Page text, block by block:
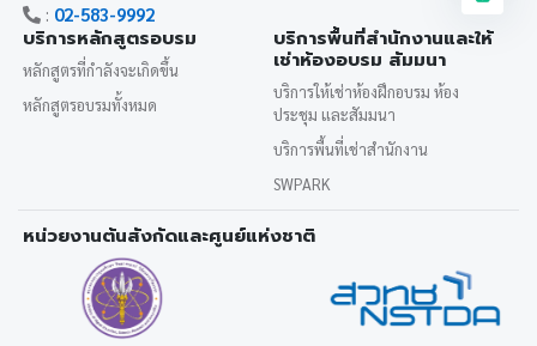
: 02-583-9992
บริการหลักสูตรอบรม
หลักสูตรที่กำลังจะเกิดขึ้น
หลักสูตรอบรมทั้งหมด
บริการพื้นที่สำนักงานและให้
เช่าห้องอบรม สัมมนา
บริการให้เช่าห้องฝึกอบรม ห้อง
ประชุม และสัมมนา
บริการพื้นที่เช่าสำนักงาน
SWPARK
หน่วยงานต้นสังกัดและศูนย์แห่งชาติ